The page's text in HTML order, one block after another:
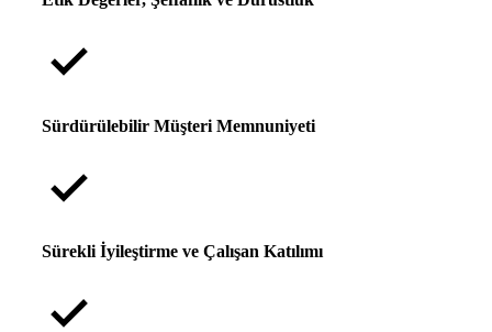
Sürdürülebilir Müşteri Memnuniyeti
Sürekli İyileştirme ve Çalışan Katılımı